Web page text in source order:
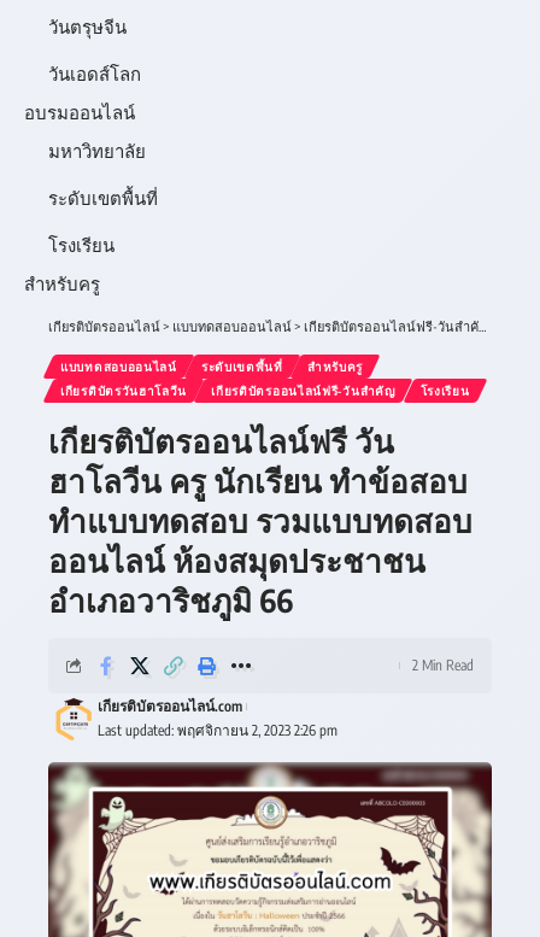
วันตรุษจีน
วันเอดส์โลก
อบรมออนไลน์
มหาวิทยาลัย
ระดับเขตพื้นที่
โรงเรียน
สำหรับครู
เกียรติบัตรออนไลน์> แบบทดสอบออนไลน์> เกียรติบัตรออนไลน์ฟรี-วันสำคัญ
แบบทดสอบออนไลน์ ระดับเขตพื้นที่
สำหรับครู
เกียรติบัตรวันฮาโลวีน
เกียรติบัตรออนไลน์ฟรี-วันสำคัญ โรงเรียน
เกียรติบัตรออนไลน์ฟรี วัน
ฮาโลวีน ครู นักเรียน ทำข้อสอบ
ทำแบบทดสอบ รวมแบบทดสอบ
ออนไลน์ ห้องสมุดประชาชน
อำเภอวาริชภูมิ 66
Last updated: พฤศจิกายน 2, 2023 2:26 pm
เกียรติบัตรออนไลน์.com
2 Min Read